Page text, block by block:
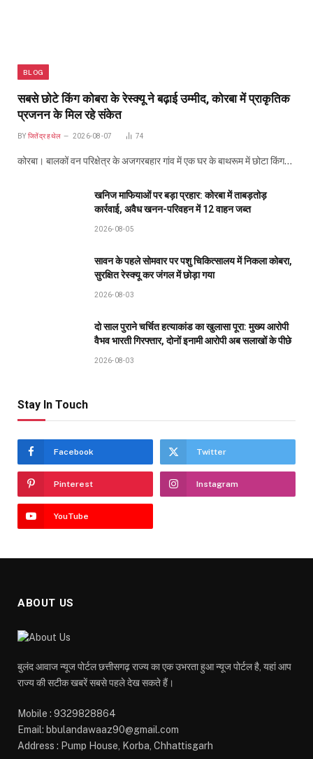
BLOG
सबसे छोटे किंग कोबरा के रेस्क्यू ने बढ़ाई उम्मीद, कोरबा में प्राकृतिक
प्रजनन के मिल रहे संकेत
BY जितेंद्र हथेल 2026-08-07 74
कोरबा। बालकों वन परिक्षेत्र के अजगरबहार गांव में एक घर के बाथरूम में छोटा किंग…
खनिज माफियाओं पर बड़ा प्रहार: कोरबा में ताबड़तोड़
कार्रवाई, अवैध खनन-परिवहन में 12 वाहन जब्त
2026-08-05
सावन के पहले सोमवार पर पशु चिकित्सालय में निकला कोबरा,
सुरक्षित रेस्क्यू कर जंगल में छोड़ा गया
2026-08-03
दो साल पुराने चर्चित हत्याकांड का खुलासा पूरा: मुख्य आरोपी
वैभव भारती गिरफ्तार, दोनों इनामी आरोपी अब सलाखों के पीछे
2026-08-03
Stay In Touch
Facebook Twitter
Pinterest Instagram
YouTube
ABOUT US
बुलंद आवाज न्यूज पोर्टल छत्तीसगढ़ राज्य का एक उभरता हुआ न्यूज पोर्टल है, यहां आप
राज्य की सटीक खबरें सबसे पहले देख सकते हैं।
Mobile : 9329828864
Email: bbulandawaaz90@gmail.com
Address : Pump House, Korba, Chhattisgarh